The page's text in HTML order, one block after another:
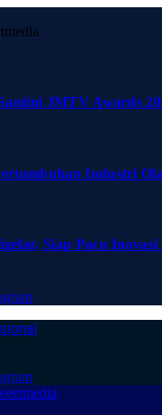
JMTV Awards
Industri
Siap Pacu